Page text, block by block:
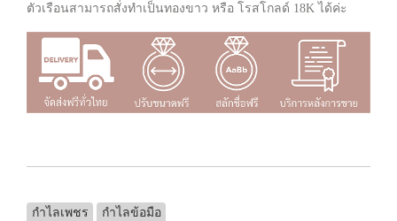
ตัวเรือนสามารถสั่งทำเป็นทองขาว หรือ โรสโกลด์ 18K ได้ค่ะ
กำไลเพชร กำไลข้อมือ